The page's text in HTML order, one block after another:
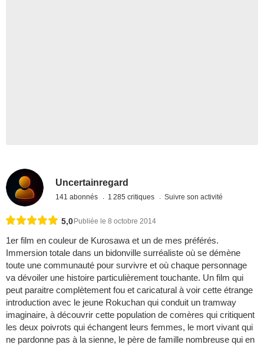
Uncertainregard
141 abonnés 1 285 critiques Suivre son activité
5,0 Publiée le 8 octobre 2014
1er film en couleur de Kurosawa et un de mes préférés.
Immersion totale dans un bidonville surréaliste où se démène
toute une communauté pour survivre et où chaque personnage
va dévoiler une histoire particulièrement touchante. Un film qui
peut paraitre complètement fou et caricatural à voir cette étrange
introduction avec le jeune Rokuchan qui conduit un tramway
imaginaire, à découvrir cette population de comères qui critiquent
les deux poivrots qui échangent leurs femmes, le mort vivant qui
ne pardonne pas à la sienne, le père de famille nombreuse qui en